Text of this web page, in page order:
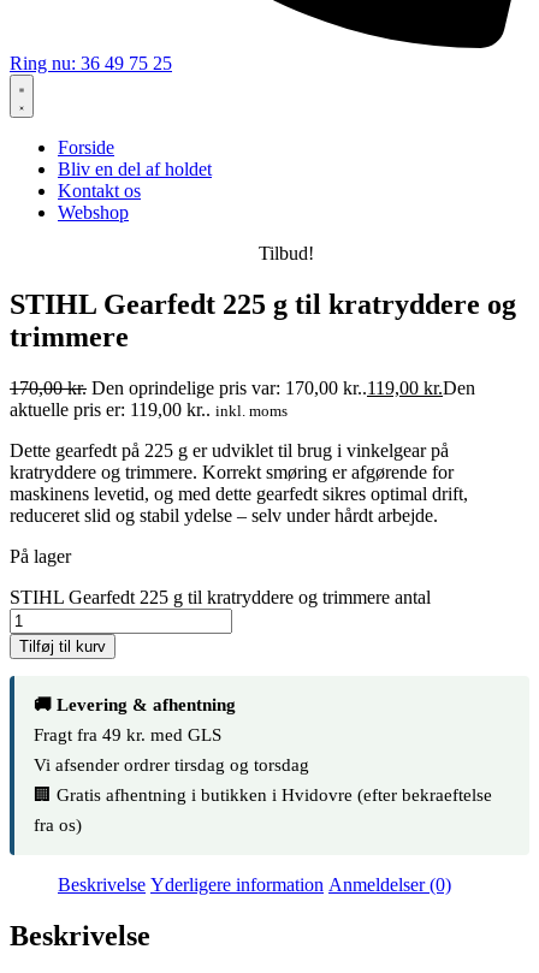
Ring nu: 36 49 75 25
Forside
Bliv en del af holdet
Kontakt os
Webshop
Tilbud!
STIHL Gearfedt 225 g til kratryddere og
trimmere
170,00kr. Den oprindelige pris var: 170,00 kr..119,00 kr.Den
aktuelle pris er: 119,00 kr.. inkl. moms
Dette gearfedt på 225 g er udviklet til brug i vinkelgear på
kratryddere og trimmere. Korrekt smøring er afgørende for
maskinens levetid, og med dette gearfedt sikres optimal drift,
reduceret slid og stabil ydelse – selv under hårdt arbejde.
På lager
STIHL Gearfedt 225 g til kratryddere og trimmere antal
Tilføj til kurv
🚚 Levering & afhentning
Fragt fra 49 kr. med GLS
Vi afsender ordrer tirsdag og torsdag
🏢 Gratis afhentning i butikken i Hvidovre (efter bekraeftelse
fra os)
Beskrivelse Yderligere information Anmeldelser (0)
Beskrivelse